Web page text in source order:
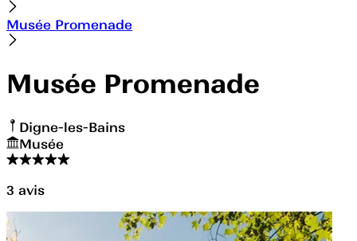
Musée Promenade
Musée Promenade
Digne-les-Bains
Musée
3 avis